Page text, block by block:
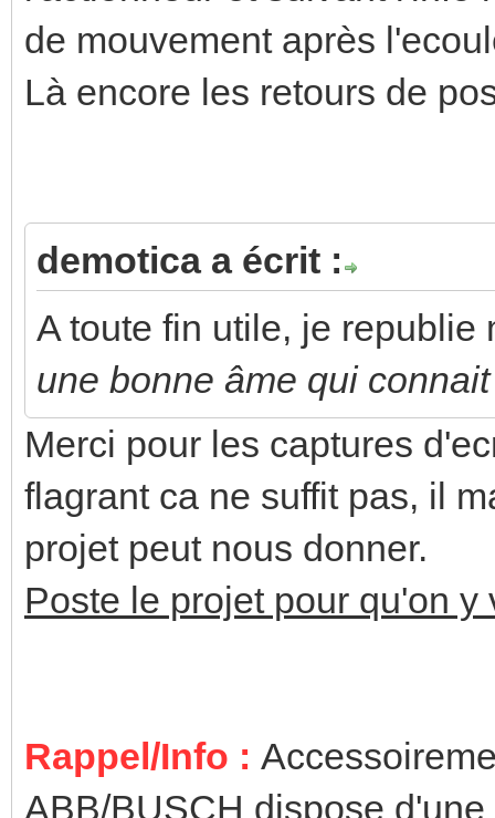
de mouvement après
Là encore les retours de
demotica a écrit :
A toute fin utile, je republie
une bonne âme qui
Merci pour les captures
flagrant ca ne suffit pas, il
projet peut nous donner.
Poste le projet pour qu'on y
Rappel/Info :
ABB/BUSCH dispose